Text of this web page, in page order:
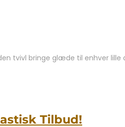
tvivl bringe glæde til enhver
Tilbud!